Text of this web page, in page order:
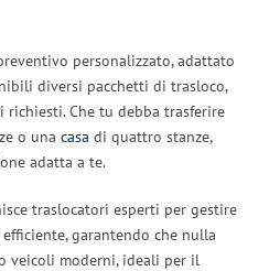
personalizzato, adattato
diversi pacchetti di trasloco,
richiesti. Che tu debba trasferire
o una casa di quattro stanze,
adatta a te.
traslocatori esperti per gestire
efficiente, garantendo che nulla
veicoli moderni, ideali per il